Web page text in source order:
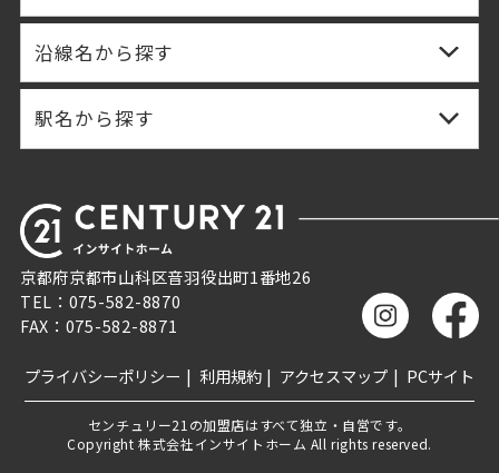
沿線名から探す
駅名から探す
京都府京都市山科区音羽役出町1番地26
TEL：075-582-8870
FAX：075-582-8871
プライバシーポリシー 利用規約 アクセスマップ PCサイト
センチュリー21の加盟店はすべて独立・自営です。
Copyright 株式会社インサイトホーム All rights reserved.